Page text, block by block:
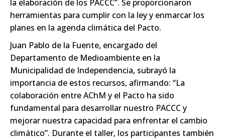
la elaboración de los PACCC”. Se proporcionaron
herramientas para cumplir con la ley y enmarcar los
planes en la agenda climática del Pacto.
Juan Pablo de la Fuente, encargado del
Departamento de Medioambiente en la
Municipalidad de Independencia, subrayó la
importancia de estos recursos, afirmando: “La
colaboración entre AChM y el Pacto ha sido
fundamental para desarrollar nuestro PACCC y
mejorar nuestra capacidad para enfrentar el cambio
climático”. Durante el taller, los participantes también